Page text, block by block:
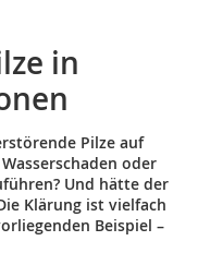
in
Pilze auf
oder
Und hätte der
Klärung ist vielfach
Beispiel –